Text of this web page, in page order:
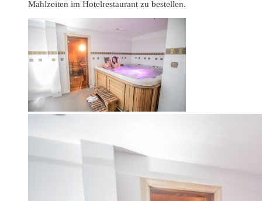
Mahlzeiten im Hotelrestaurant zu bestellen.